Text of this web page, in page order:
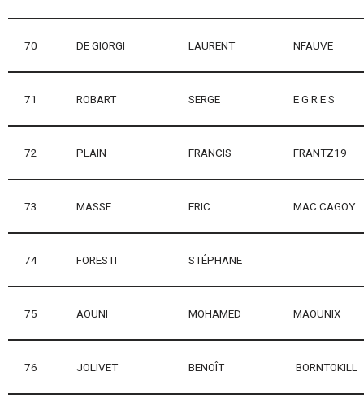
70 DE GIORGI LAURENT NFAUVE
71 ROBART SERGE E G R E S
72 PLAIN FRANCIS FRANTZ19
73 MASSE ERIC MAC CAGOY
74 FORESTI STÉPHANE
75 AOUNI MOHAMED MAOUNIX
76 JOLIVET BENOÎT BORNTOKILL